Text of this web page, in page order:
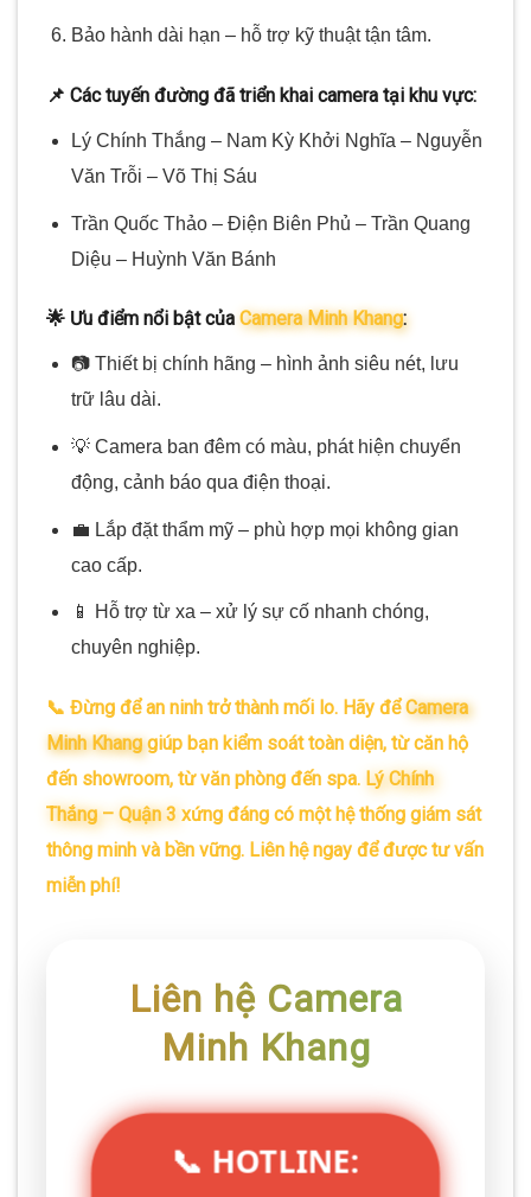
Bảo hành dài hạn – hỗ trợ kỹ thuật tận tâm.
📌 Các tuyến đường đã triển khai camera tại khu vực:
Lý Chính Thắng – Nam Kỳ Khởi Nghĩa – Nguyễn
Văn Trỗi – Võ Thị Sáu
Trần Quốc Thảo – Điện Biên Phủ – Trần Quang
Diệu – Huỳnh Văn Bánh
🌟 Ưu điểm nổi bật của Camera Minh Khang:
📷 Thiết bị chính hãng – hình ảnh siêu nét, lưu
trữ lâu dài.
💡 Camera ban đêm có màu, phát hiện chuyển
động, cảnh báo qua điện thoại.
💼 Lắp đặt thẩm mỹ – phù hợp mọi không gian
cao cấp.
📱 Hỗ trợ từ xa – xử lý sự cố nhanh chóng,
chuyên nghiệp.
📞 Đừng để an ninh trở thành mối lo. Hãy đểCamera
Minh Khanggiúp bạn kiểm soát toàn diện, từ căn hộ
đến showroom, từ văn phòng đến spa. Lý Chính
Thắng – Quận 3 xứng đáng có một hệ thống giám sát
thông minh và bền vững. Liên hệ ngay để được tư vấn
miễn phí!
Liên hệ Camera
Minh Khang
📞 HOTLINE: